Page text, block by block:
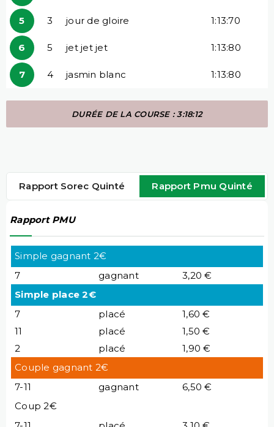
5 3 jour de gloire 1:13:70
6 5 jet jet jet 1:13:80
7 4 jasmin blanc 1:13:80
DURÉE DE LA COURSE : 3:18:12
Rapport Sorec Quinté Rapport Pmu Quinté
Rapport PMU
Simple gagnant 2€
7
gagnant
3,20 €
Simple place 2€
7
placé
1,60 €
11
placé
1,50 €
2
placé
1,90 €
Couple gagnant 2€
7-11
gagnant
6,50 €
Coup 2€